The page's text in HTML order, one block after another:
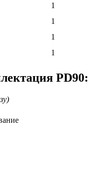
1
1
1
1
PD90: